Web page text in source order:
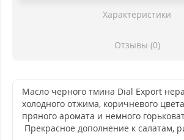
Характеристики
Отзывы (0)
Масло черного тмина Dial Export
холодного отжима, коричневого
пряного аромата и немного
Прекрасное дополнение к салатам,